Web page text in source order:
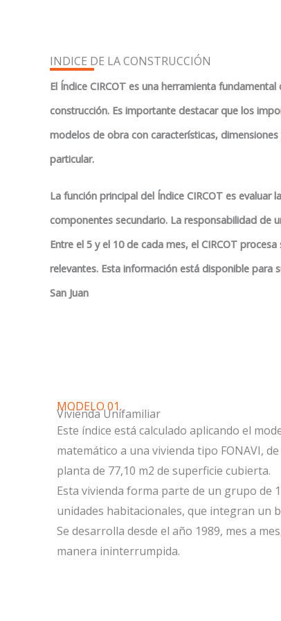
INDICE DE LA CONSTRUCCIÓN
El Índice CIRCOT es una herramienta
construcción. Es importante destacar que los
modelos de obra con características,
particular.
La función principal del Índice CIRCOT es
componentes secundario. La responsabilidad de
Entre el 5 y el 10 de cada mes, el CIRCOT
relevantes. Esta información está disponible para
San Juan
MODELO 01.
Vivienda Unifamiliar​
Este índice está calculado aplicando el
matemático a una vivienda tipo FONAVI,
planta de 77,10 m2 de superficie cubierta.
Esta vivienda forma parte de un grupo de
unidades habitacionales, que integran un
Se desarrolla desde el año 1989, mes a
manera ininterrumpida.